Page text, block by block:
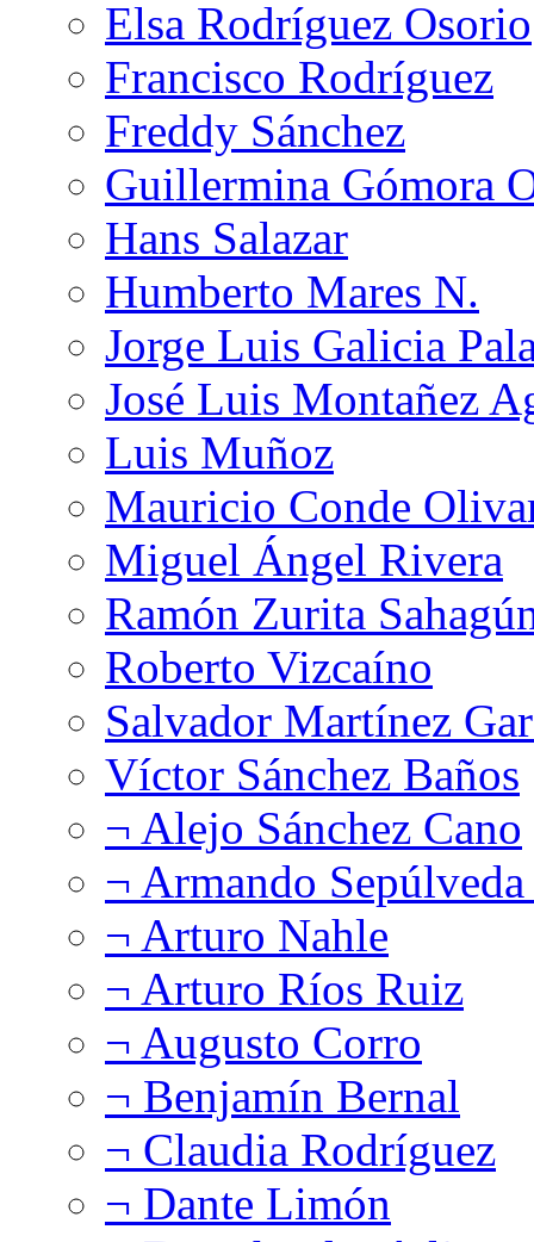
Elsa Rodríguez Osorio
Francisco Rodríguez
Freddy Sánchez
Guillermina Gómora
Hans Salazar
Humberto Mares N.
Jorge Luis Galicia
José Luis Montañez
Luis Muñoz
Mauricio Conde
Miguel Ángel Rivera
Ramón Zurita
Roberto Vizcaíno
Salvador Martínez
Víctor Sánchez Baños
¬ Alejo Sánchez Cano
¬ Armando
¬ Arturo Nahle
¬ Arturo Ríos Ruiz
¬ Augusto Corro
¬ Benjamín Bernal
¬ Claudia Rodríguez
¬ Dante Limón